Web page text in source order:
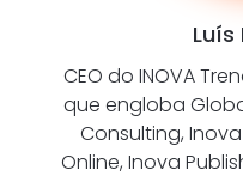
Luís
CEO do INOVA
que engloba
Consulting,
Online, Inova